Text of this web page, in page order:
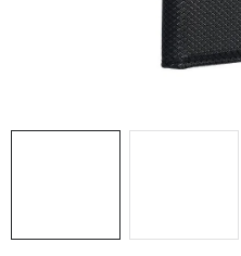
EXKLUZÍVNE ZNAČKY